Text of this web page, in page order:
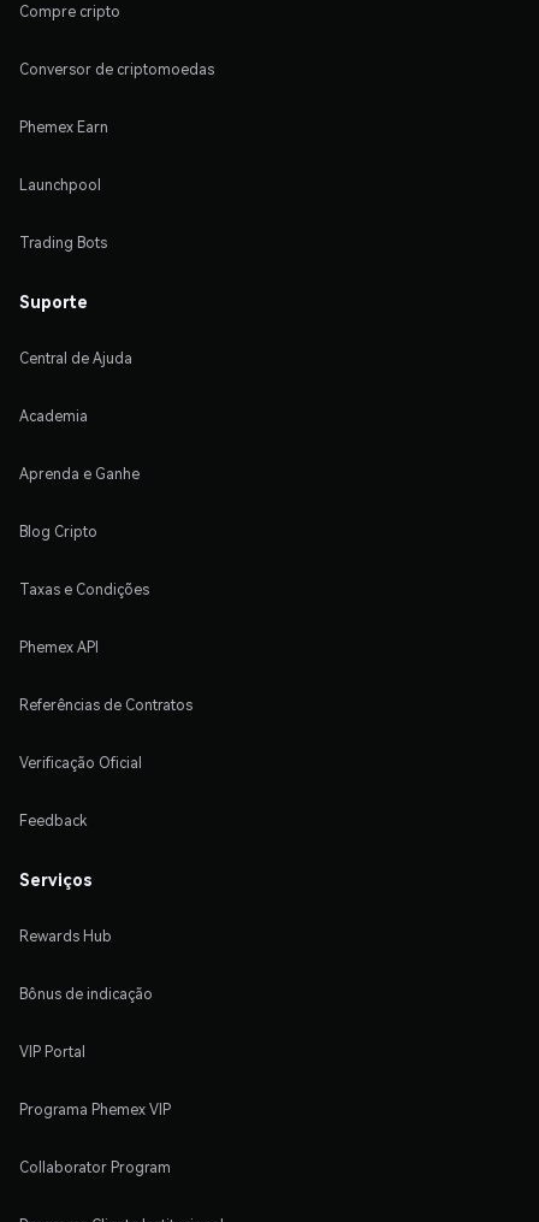
Compre cripto
Conversor de criptomoedas
Phemex Earn
Launchpool
Trading Bots
Suporte
Central de Ajuda
Academia
Aprenda e Ganhe
Blog Cripto
Taxas e Condições
Phemex API
Referências de Contratos
Verificação Oficial
Feedback
Serviços
Rewards Hub
Bônus de indicação
VIP Portal
Programa Phemex VIP
Collaborator Program